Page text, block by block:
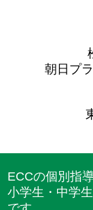
朝日プ
ECCの個別指
小学生・中学